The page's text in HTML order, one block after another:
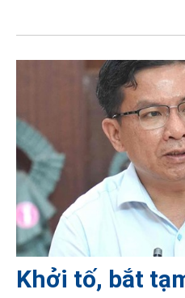
Khởi tố, bắt